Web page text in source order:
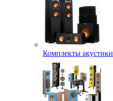
Комплекты акустики